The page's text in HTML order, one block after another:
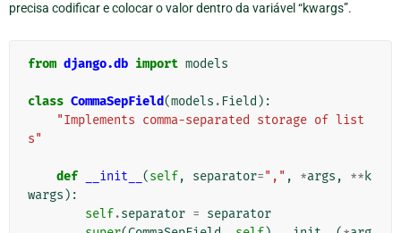
precisa codificar e colocar o valor dentro da variável “kwargs”.
from django.db import models
class CommaSepField(models . Field ):
"Implements comma-separated storage of list
s"
def __init__ (self, separator="," , *args , **k
wargs ):
self.separator = separator